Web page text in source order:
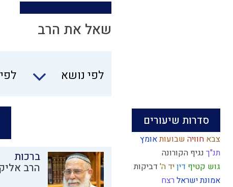
סדרות שיעורים
צבא חוויה שבועותאומץ
תנ"ך נגיף הקורונה
גוש קטיף דיןיד ה' דביקות
אמונת ישראלרצח
שאל את הרב
לפי נושא
ברכות
הרב